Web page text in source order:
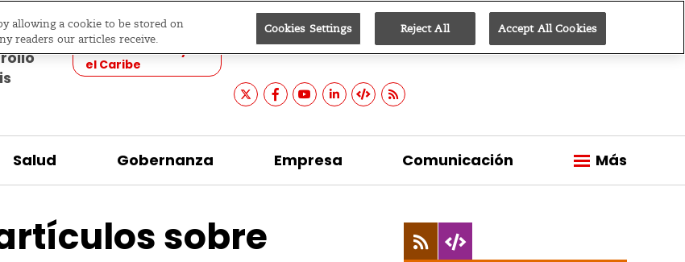
Ediciones
América Latina y
el Caribe
Suscribirse
Salud Gobernanza Empresa Comunicación Más
sobre
allowing a cookie to be stored on
readers our articles receive.
Cookies Settings Reject All Accept All Cookies